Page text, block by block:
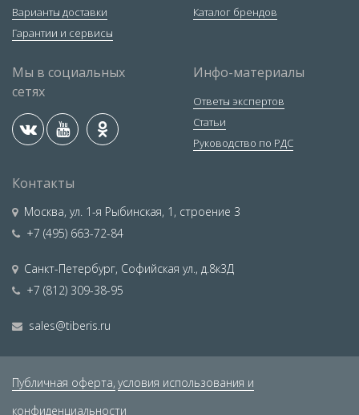
Варианты доставки
Гарантии и сервисы
Каталог брендов
Мы в социальных
сетях
Инфо-материалы
Ответы экспертов
Статьи
Руководство по РДС
Контакты
Москва, ул. 1-я Рыбинская, 1, строение 3
+7 (495) 663-72-84
Санкт-Петербург, Софийская ул., д.8к3Д
+7 (812) 309-38-95
sales@tiberis.ru
Публичная оферта, условия использования и
конфиденциальности